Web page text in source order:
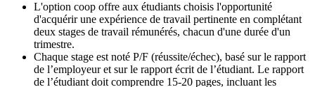
L'option coop offre aux étudiants choisis l'opportunité
d'acquérir une expérience de travail pertinente en complétant
deux stages de travail rémunérés, chacun d'une durée d'un
trimestre.
Chaque stage est noté P/F (réussite/échec), basé sur le rapport
de l’employeur et sur le rapport écrit de l’étudiant. Le rapport
de l’étudiant doit comprendre 15-20 pages, incluant les